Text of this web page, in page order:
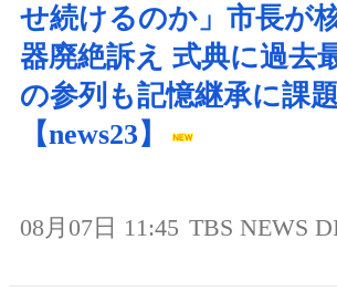
せ続けるのか」市長が
器廃絶訴え 式典に過去
の参列も記憶継承に課題
【news23】
08月07日 11:45 TBS NEWS